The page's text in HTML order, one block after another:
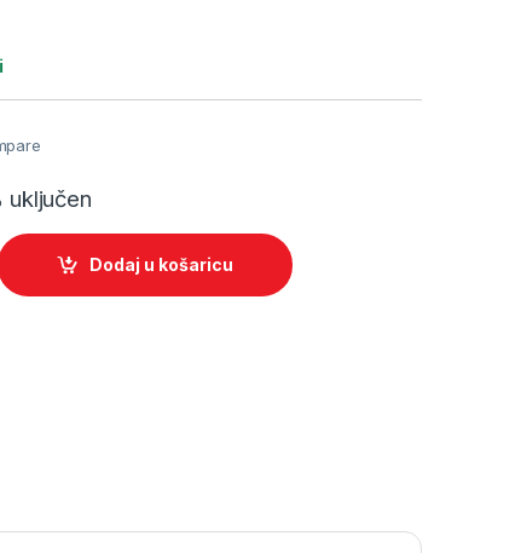
uključen
sol za kupanje - lavanda quantity
Dodaj u košaricu